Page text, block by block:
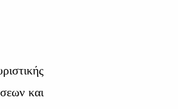
και